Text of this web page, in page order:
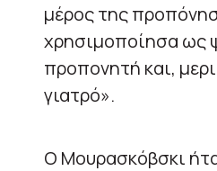
μέρος της
χρησιμοποίησα ως
προπονητή και,
γιατρό».
Ο Μουρασκόβσκι